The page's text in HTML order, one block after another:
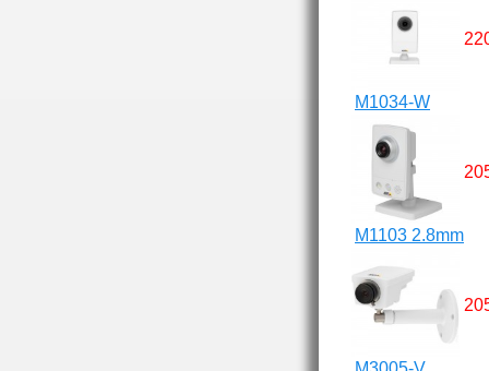
M1034-W
M1103 2.8mm